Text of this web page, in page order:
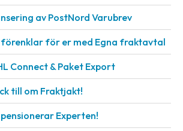
av PostNord Varubrev
för er med Egna fraktavtal
Connect & Paket Export
till om Fraktjakt!
Experten!